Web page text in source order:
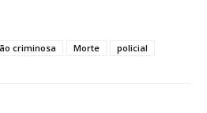
criminosa Morte policial